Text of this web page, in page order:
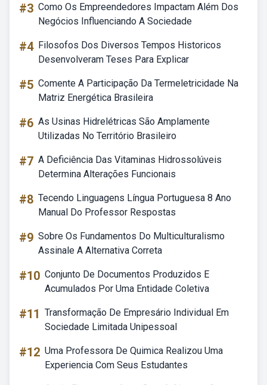
#3 Como Os Empreendedores Impactam Além Dos
Negócios Influenciando A Sociedade
#4 Filosofos Dos Diversos Tempos Historicos
Desenvolveram Teses Para Explicar
#5 Comente A Participação Da Termeletricidade Na
Matriz Energética Brasileira
#6 As Usinas Hidrelétricas São Amplamente
Utilizadas No Território Brasileiro
#7 A Deficiência Das Vitaminas Hidrossolúveis
Determina Alterações Funcionais
#8 Tecendo Linguagens Língua Portuguesa 8 Ano
Manual Do Professor Respostas
#9 Sobre Os Fundamentos Do Multiculturalismo
Assinale A Alternativa Correta
#10 Conjunto De Documentos Produzidos E
Acumulados Por Uma Entidade Coletiva
#11 Transformação De Empresário Individual Em
Sociedade Limitada Unipessoal
#12 Uma Professora De Quimica Realizou Uma
Experiencia Com Seus Estudantes